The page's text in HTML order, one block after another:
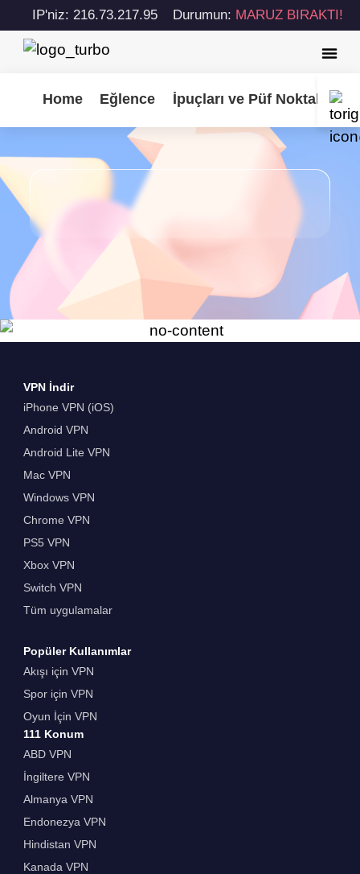
IP'niz: 216.73.217.95 Durumun: MARUZ BIRAKTI!
Home Eğlence İpuçları ve Püf Noktaları
VPN İndir
iPhone VPN (iOS)
Android VPN
Android Lite VPN
Mac VPN
Windows VPN
Chrome VPN
PS5 VPN
Xbox VPN
Switch VPN
Tüm uygulamalar
Popüler Kullanımlar
Akışı için VPN
Spor için VPN
Oyun İçin VPN
111 Konum
ABD VPN
İngiltere VPN
Almanya VPN
Endonezya VPN
Hindistan VPN
Kanada VPN